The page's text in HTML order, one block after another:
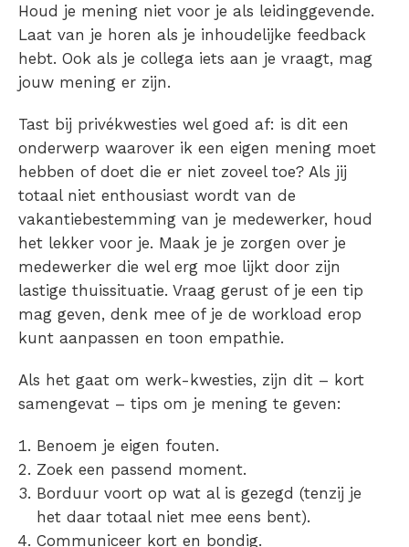
Houd je mening niet voor je als leidinggevende.
Laat van je horen als je inhoudelijke feedback
hebt. Ook als je collega iets aan je vraagt, mag
jouw mening er zijn.
Tast bij privékwesties wel goed af: is dit een
onderwerp waarover ik een eigen mening moet
hebben of doet die er niet zoveel toe? Als jij
totaal niet enthousiast wordt van de
vakantiebestemming van je medewerker, houd
het lekker voor je. Maak je je zorgen over je
medewerker die wel erg moe lijkt door zijn
lastige thuissituatie. Vraag gerust of je een tip
mag geven, denk mee of je de workload erop
kunt aanpassen en toon empathie.
Als het gaat om werk-kwesties, zijn dit – kort
samengevat – tips om je mening te geven:
Benoem je eigen fouten.
Zoek een passend moment.
Borduur voort op wat al is gezegd (tenzij je
het daar totaal niet mee eens bent).
Communiceer kort en bondig.